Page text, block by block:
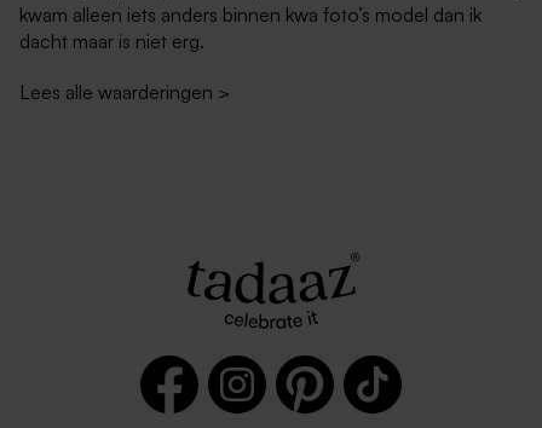
kwam alleen iets anders binnen kwa foto’s model dan ik
dacht maar is niet erg.
Lees alle waarderingen >